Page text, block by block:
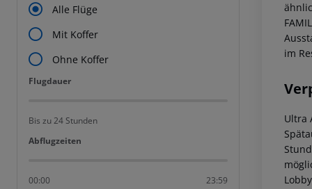
Alle Flüge
Mit Koffer
Ohne Koffer
Flugdauer
Flugdauer
Bis zu 24 Stunden
Abflugzeiten
Abflugzeiten
00:00 23:59
im
Ultra